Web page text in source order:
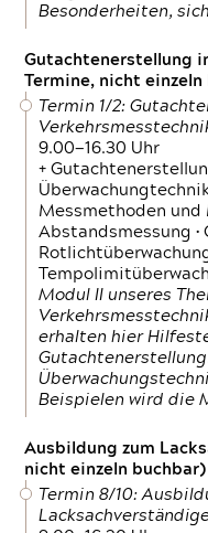
Besonderheiten,
Gutachtenerstellung
Termine, nicht einzeln
Termin 1/2:
9.00—16.30 Uhr
+
Messmethoden und
Abstandsmessung •
Modul II unseres
erhalten hier
Beispielen wird die
Ausbildung zum
nicht einzeln buchbar)
Termin 8/10: